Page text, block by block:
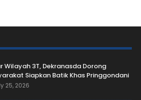
Wilayah 3T, Dekranasda Dorong
Siapkan Batik Khas Pringgondani
25, 2026